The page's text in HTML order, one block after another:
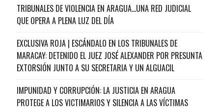
TRIBUNALES DE VIOLENCIA EN ARAGUA…UNA RED JUDICIAL
QUE OPERA A PLENA LUZ DEL DÍA
EXCLUSIVA ROJA | ESCÁNDALO EN LOS TRIBUNALES DE
MARACAY: DETENIDO EL JUEZ JOSÉ ALEXANDER POR PRESUNTA
EXTORSIÓN JUNTO A SU SECRETARIA Y UN ALGUACIL
IMPUNIDAD Y CORRUPCIÓN: LA JUSTICIA EN ARAGUA
PROTEGE A LOS VICTIMARIOS Y SILENCIA A LAS VÍCTIMAS